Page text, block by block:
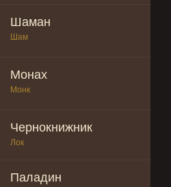
Шаман
Шам
Монах
Монк
Чернокнижник
Лок
Паладин